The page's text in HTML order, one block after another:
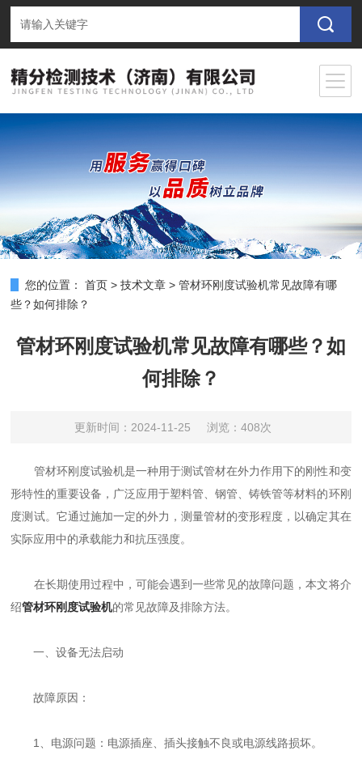
您的位置： 首页 >技术文章 >管材环刚度试验机常见故障有哪
些？如何排除？
管材环刚度试验机常见故障有哪些？如
何排除？
更新时间：2024-11-25 浏览：408次
管材环刚度试验机是一种用于测试管材在外力作用下的刚性和变
形特性的重要设备，广泛应用于塑料管、钢管、铸铁管等材料的环刚
度测试。它通过施加一定的外力，测量管材的变形程度，以确定其在
实际应用中的承载能力和抗压强度。
在长期使用过程中，可能会遇到一些常见的故障问题，本文将介
绍管材环刚度试验机的常见故障及排除方法。
一、设备无法启动
故障原因：
1、电源问题：电源插座、插头接触不良或电源线路损坏。